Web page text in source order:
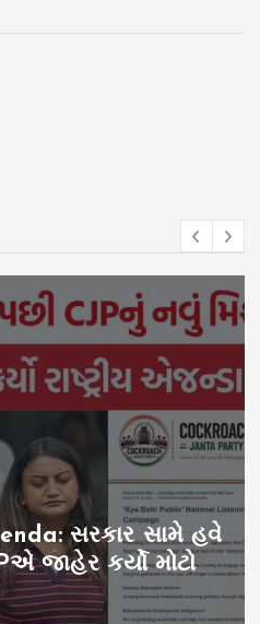
સરકાર સામે હવે
જાહેર કર્યો મોટો